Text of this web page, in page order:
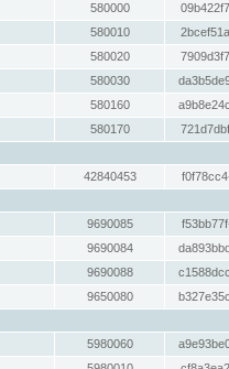
580000
580010
580020
580030
580160
580170
42840453
9690085
9690084
9690088
9650080
5980060